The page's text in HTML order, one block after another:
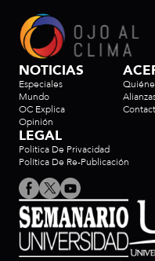
NOTICIAS
Especiales
Mundo
OC Explica
Opinión
LEGAL
Politica De Privacidad
Política De Re-Publicación